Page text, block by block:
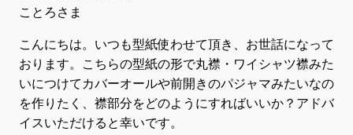
ことろさま
こんにちは。いつも型紙使わせて頂き、お世話になって
おります。こちらの型紙の形で丸襟・ワイシャツ襟みた
いにつけてカバーオールや前開きのパジャマみたいなの
を作りたく、襟部分をどのようにすればいいか？アドバ
イスいただけると幸いです。